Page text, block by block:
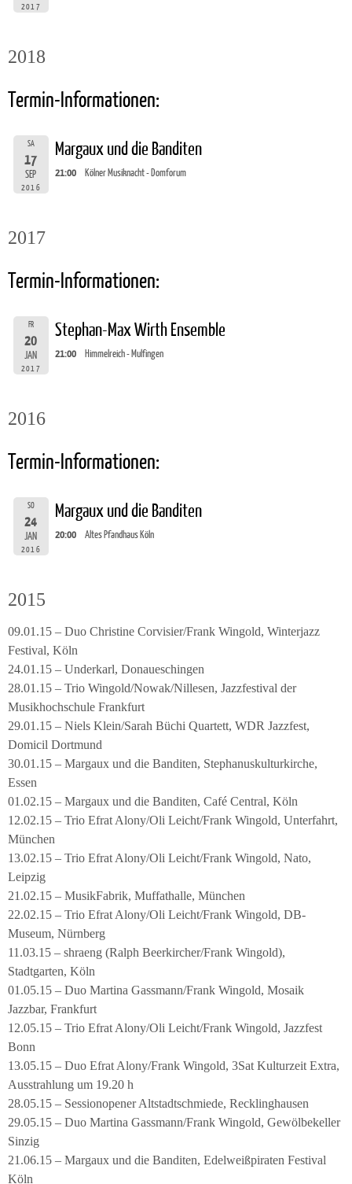
2017
2018
Termin-Informationen:
SA
17
SEP
2016
Margaux und die Banditen
21:00 Kölner Musiknacht - Domforum
2017
Termin-Informationen:
FR
20
JAN
2017
Stephan-Max Wirth Ensemble
21:00 Himmelreich - Mulfingen
2016
Termin-Informationen:
SO
24
JAN
2016
Margaux und die Banditen
20:00 Altes Pfandhaus Köln
2015
09.01.15 – Duo Christine Corvisier/Frank Wingold, Winterjazz
Festival, Köln
24.01.15 – Underkarl, Donaueschingen
28.01.15 – Trio Wingold/Nowak/Nillesen, Jazzfestival der
Musikhochschule Frankfurt
29.01.15 – Niels Klein/Sarah Büchi Quartett, WDR Jazzfest,
Domicil Dortmund
30.01.15 – Margaux und die Banditen, Stephanuskulturkirche,
Essen
01.02.15 – Margaux und die Banditen, Café Central, Köln
12.02.15 – Trio Efrat Alony/Oli Leicht/Frank Wingold, Unterfahrt,
München
13.02.15 – Trio Efrat Alony/Oli Leicht/Frank Wingold, Nato,
Leipzig
21.02.15 – MusikFabrik, Muffathalle, München
22.02.15 – Trio Efrat Alony/Oli Leicht/Frank Wingold, DB-
Museum, Nürnberg
11.03.15 – shraeng (Ralph Beerkircher/Frank Wingold),
Stadtgarten, Köln
01.05.15 – Duo Martina Gassmann/Frank Wingold, Mosaik
Jazzbar, Frankfurt
12.05.15 – Trio Efrat Alony/Oli Leicht/Frank Wingold, Jazzfest
Bonn
13.05.15 – Duo Efrat Alony/Frank Wingold, 3Sat Kulturzeit Extra,
Ausstrahlung um 19.20 h
28.05.15 – Sessionopener Altstadtschmiede, Recklinghausen
29.05.15 – Duo Martina Gassmann/Frank Wingold, Gewölbekeller
Sinzig
21.06.15 – Margaux und die Banditen, Edelweißpiraten Festival
Köln